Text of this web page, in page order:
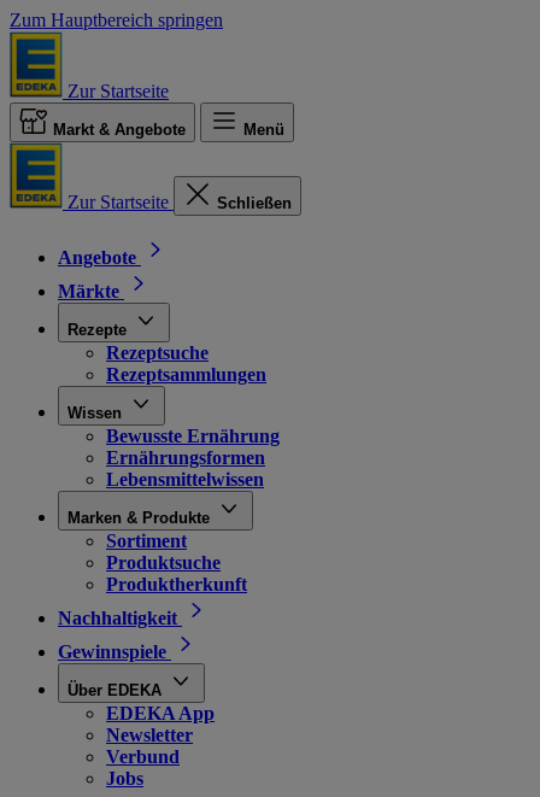
Zum Hauptbereich springen
Zur Startseite
Markt & Angebote Menü
Zur Startseite Schließen
Angebote
Märkte
Rezepte
Rezeptsuche
Rezeptsammlungen
Wissen
Bewusste Ernährung
Ernährungsformen
Lebensmittelwissen
Marken & Produkte
Sortiment
Produktsuche
Produktherkunft
Nachhaltigkeit
Gewinnspiele
Über EDEKA
EDEKA App
Newsletter
Verbund
Jobs